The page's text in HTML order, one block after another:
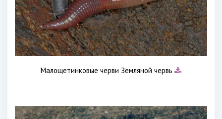
Малощетинковые черви Земляной червь